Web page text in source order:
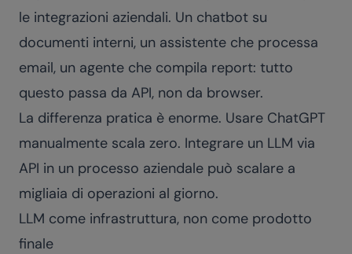
le integrazioni aziendali. Un chatbot su
documenti interni, un assistente che processa
email, un agente che compila report: tutto
questo passa da API, non da browser.
La differenza pratica è enorme. Usare ChatGPT
manualmente scala zero. Integrare un LLM via
API in un processo aziendale può scalare a
migliaia di operazioni al giorno.
LLM come infrastruttura, non come prodotto
finale